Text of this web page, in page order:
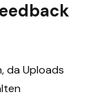
da Uploads